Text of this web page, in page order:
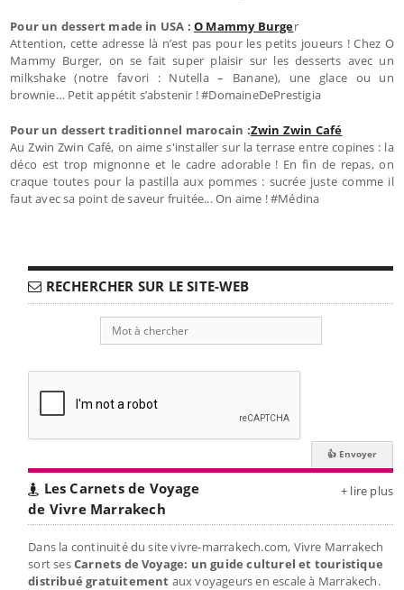
Pour un dessert made in USA :O Mammy Burger
Attention, cette adresse là n’est pas pour les petits joueurs ! Chez O
Mammy Burger, on se fait super plaisir sur les desserts avec un
milkshake (notre favori : Nutella – Banane), une glace ou un
brownie… Petit appétit s’abstenir ! #DomaineDePrestigia
Pour un dessert traditionnel marocain :Zwin Zwin Café
Au Zwin Zwin Café, on aime s'installer sur la terrase entre copines : la
déco est trop mignonne et le cadre adorable ! En fin de repas, on
craque toutes pour la pastilla aux pommes : sucrée juste comme il
faut avec sa point de saveur fruitée... On aime ! #Médina
RECHERCHER SUR LE SITE-WEB
Les Carnets de Voyage
de Vivre Marrakech
+ lire plus
Dans la continuité du site vivre-marrakech.com, Vivre Marrakech
sort sesCarnets de Voyage: un guide culturel et touristique
distribué gratuitement aux voyageurs en escale à Marrakech.